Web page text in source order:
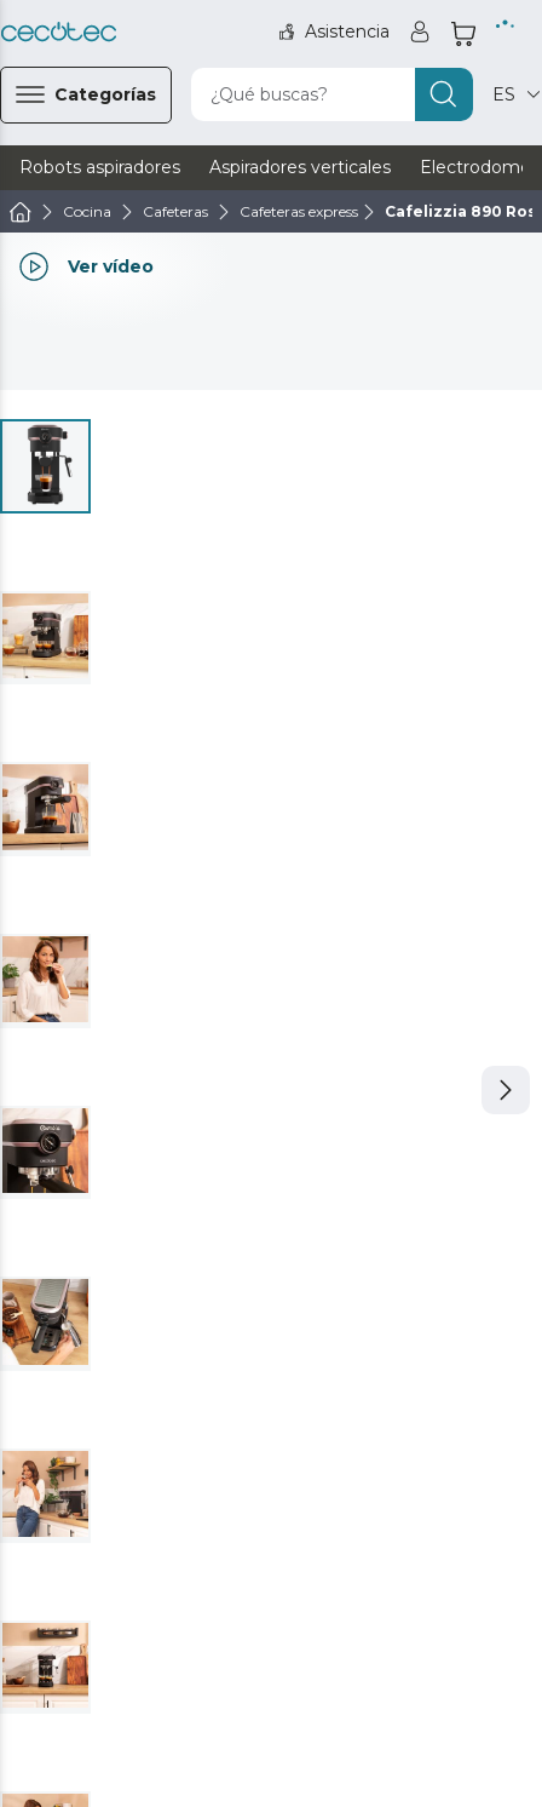
Asistencia
Categorías ¿Qué buscas? ES
Robots aspiradores Aspiradores verticales
Cocina Cafeteras Cafeteras express Cafelizzia 890
Ver vídeo